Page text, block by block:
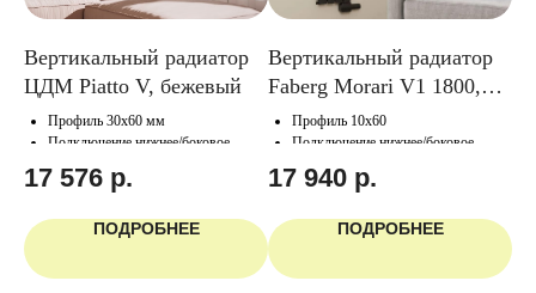
Вертикальный радиатор
ЦДМ Piatto V, бежевый
Профиль 30х60 мм
Подключение нижнее/боковое
17 576 р.
ПОДРОБНЕЕ
Вертикальный радиатор
Faberg Morari V1 1800,
чёрный
Профиль 10х60
Подключение нижнее/боковое
17 940 р.
ПОДРОБНЕЕ